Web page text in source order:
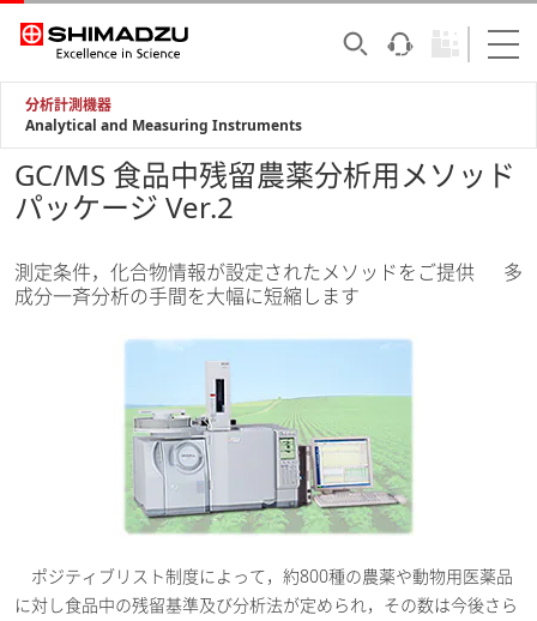
分析計測機器
Analytical and Measuring Instruments
GC/MS 食品中残留農薬分析用メソッド
パッケージ Ver.2
測定条件，化合物情報が設定されたメソッドをご提供 多
成分一斉分析の手間を大幅に短縮します
ポジティブリスト制度によって，約800種の農薬や動物用医薬品
に対し食品中の残留基準及び分析法が定められ，その数は今後さら